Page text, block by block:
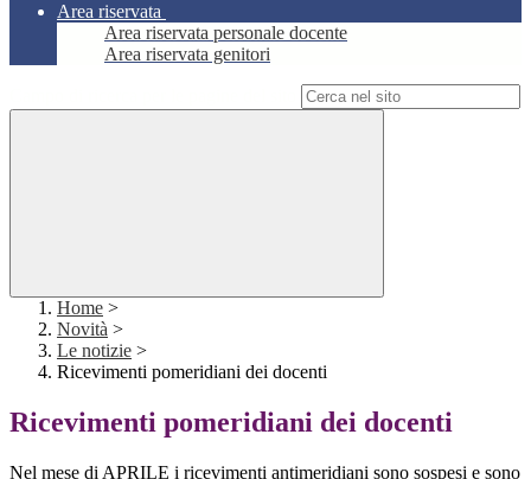
Area riservata
Area riservata personale docente
Area riservata genitori
Home >
Novità >
Le notizie >
Ricevimenti pomeridiani dei docenti
Ricevimenti pomeridiani dei docenti
Nel mese di APRILE i ricevimenti antimeridiani sono sospesi e sono